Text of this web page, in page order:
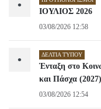
•
ΙΟΥΛΙΟΣ 2026
03/08/2026 12:58
• ΔΕΛΤΊΑ ΤΎΠΟΥ
Ένταξη στο
και Πάσχα (2027)
03/08/2026 12:54